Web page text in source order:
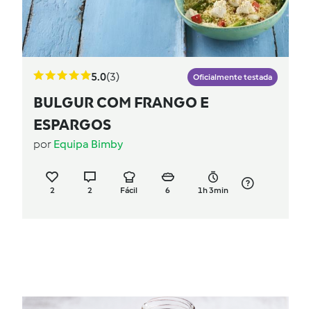
5.0(3) Oficialmente testada
BULGUR COM FRANGO E
ESPARGOS
por Equipa Bimby
2 2 Fácil 6 1h 3min